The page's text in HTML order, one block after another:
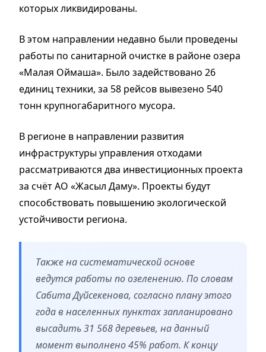
которых ликвидированы.
В этом направлении недавно были проведены
работы по санитарной очистке в районе озера
«Малая Оймаша». Было задействовано 26
единиц техники, за 58 рейсов вывезено 540
тонн крупногабаритного мусора.
В регионе в направлении развития
инфраструктуры управления отходами
рассматриваются два инвестиционных проекта
за счёт АО «Жасыл Даму». Проекты будут
способствовать повышению экологической
устойчивости региона.
Также на систематической основе
ведутся работы по озеленению. По словам
Сабита Дуйсекенова, согласно плану этого
года в населенных пунктах запланировано
высадить 31 568 деревьев, на данный
момент выполнено 45% работ. К концу